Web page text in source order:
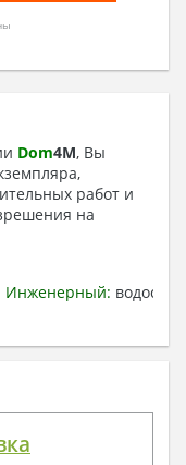
Dom4M, Вы
работ и
на
Инженерный:
дополнительную